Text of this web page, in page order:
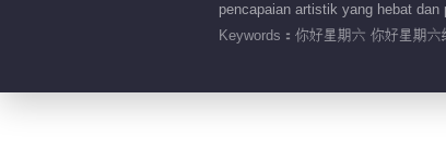
pencapaian artistik yang hebat dan
Keywords： 你好星期六 你好星期